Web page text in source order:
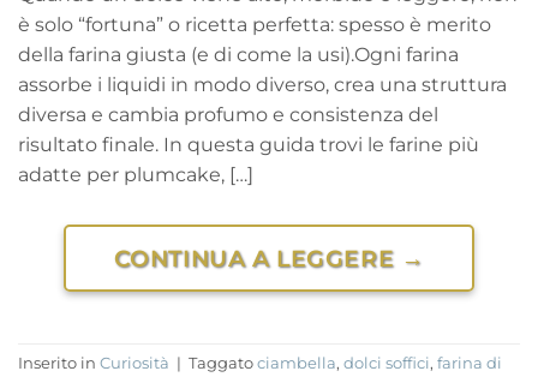
è solo “fortuna” o ricetta perfetta: spesso è merito
della farina giusta (e di come la usi).Ogni farina
assorbe i liquidi in modo diverso, crea una struttura
diversa e cambia profumo e consistenza del
risultato finale. In questa guida trovi le farine più
adatte per plumcake, […]
CONTINUA A LEGGERE →
Inserito in Curiosità | Taggato ciambella, dolci soffici, farina di